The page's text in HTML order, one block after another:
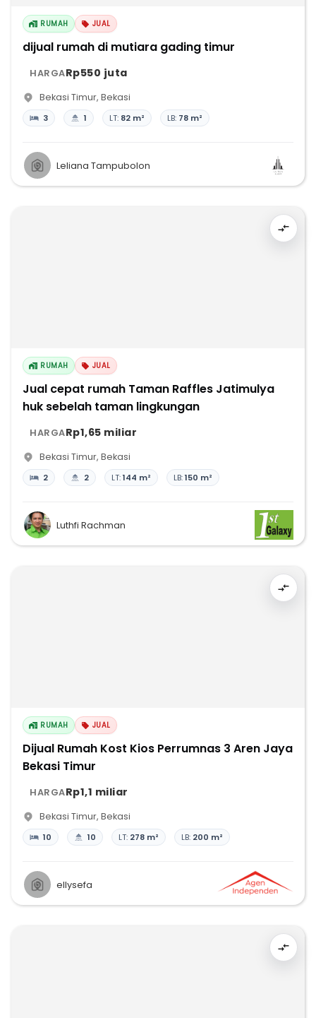
RUMAH JUAL
dijual rumah di mutiara gading timur
HARGARp550 juta
Bekasi Timur, Bekasi
3 1 LT: 82 m² LB: 78 m²
Leliana Tampubolon
RUMAH JUAL
Jual cepat rumah Taman Raffles Jatimulya
huk sebelah taman lingkungan
HARGARp1,65 miliar
Bekasi Timur, Bekasi
2 2 LT:144 m² LB:150 m²
Luthfi Rachman
RUMAH JUAL
Dijual Rumah Kost Kios Perrumnas 3 Aren Jaya
Bekasi Timur
HARGARp1,1 miliar
Bekasi Timur, Bekasi
10 10 LT: 278 m² LB: 200 m²
ellysefa